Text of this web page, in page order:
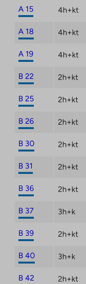
A 15 4h+kt
A 18 4h+kt
A 19 4h+kt
B 22 2h+kt
B 25 2h+kt
B 26 2h+kt
B 30 2h+kt
B 31 2h+kt
B 36 2h+kt
B 37 3h+k
B 39 2h+kt
B 40 3h+k
B 42 2h+kt